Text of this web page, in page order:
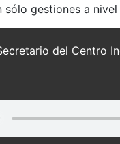
sólo gestiones a
del Centro